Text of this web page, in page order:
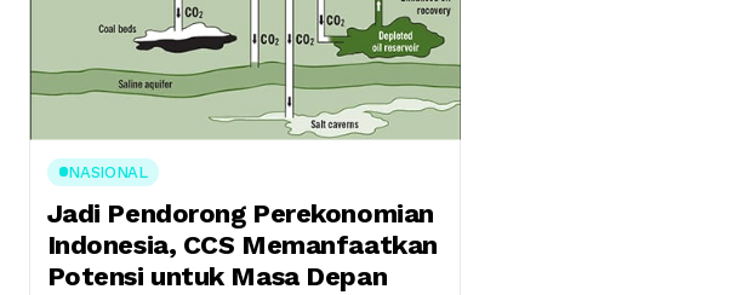
NASIONAL
Jadi Pendorong Perekonomian
Indonesia, CCS Memanfaatkan
Potensi untuk Masa Depan